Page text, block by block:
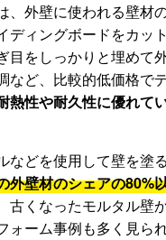
、外壁に使われる壁材
ディングボードをカッ
目をしっかりと埋めて
など、比較的低価格で
熱性や耐久性に優れて
などを使用して壁を塗
外壁材のシェアの80%
古くなったモルタル壁
ォーム事例も多く見られ